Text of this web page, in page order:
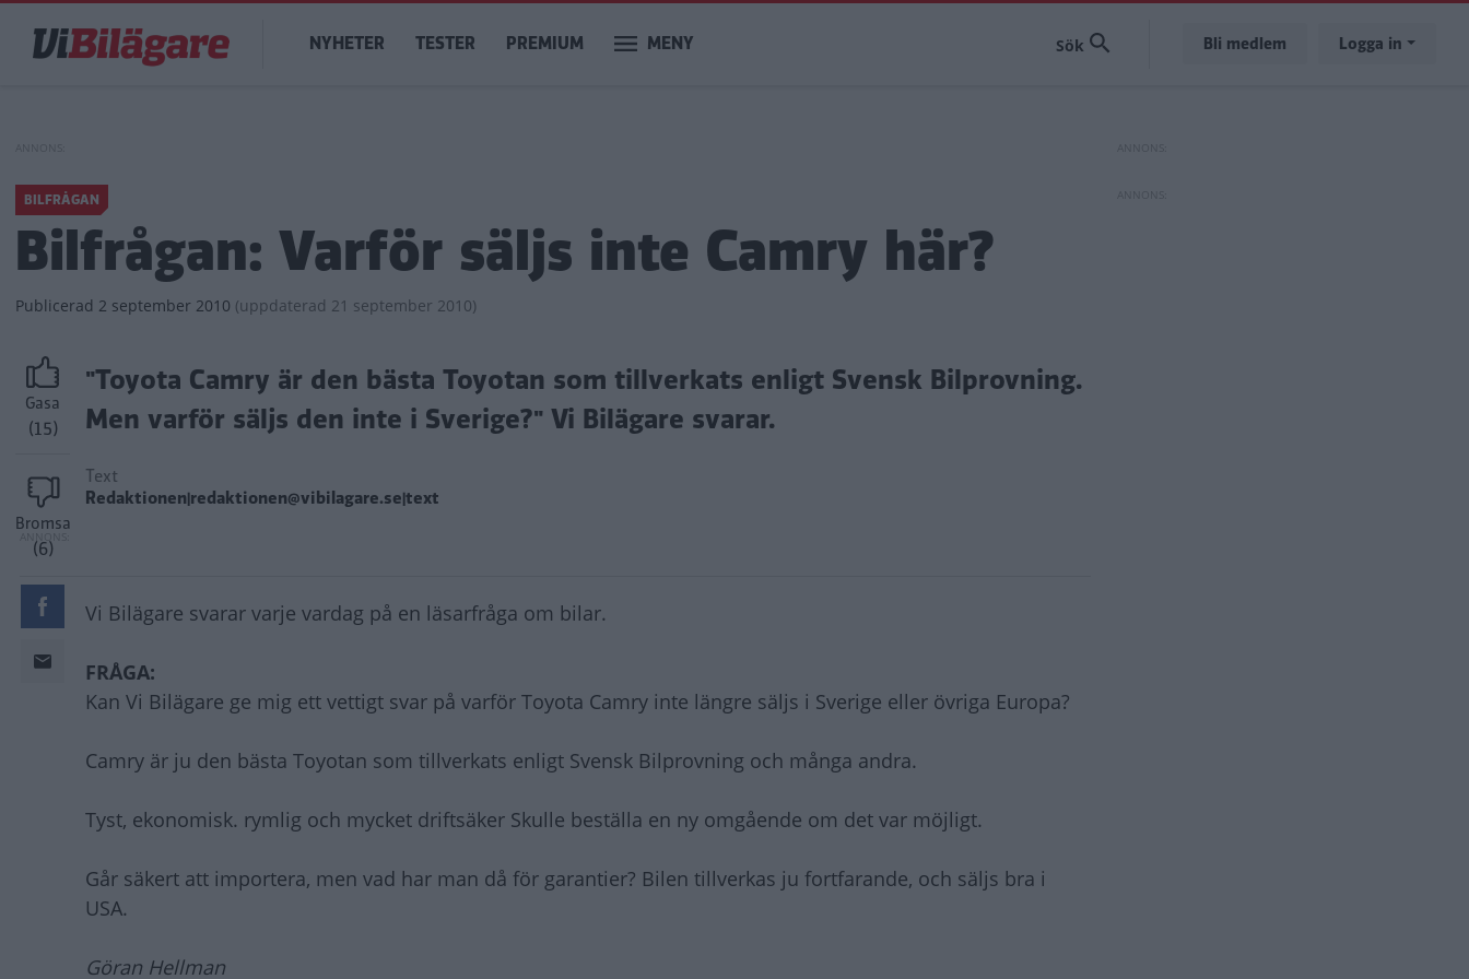
huvudinnehåll
Main
navigation
NYHETER TESTER PREMIUM MENY Bli medlem Logga in
BILFRÅGAN
Bilfrågan: Varför säljs inte Camry här?
Publicerad 2 september 2010 (uppdaterad 21 september 2010)
Gasa
(15)
Bromsa
(6)
"Toyota Camry är den bästa Toyotan som tillverkats enligt Svensk Bilprovning.
Men varför säljs den inte i Sverige?" Vi Bilägare svarar.
Text
Redaktionen|redaktionen@vibilagare.se|text
Vi Bilägare svarar varje vardag på en läsarfråga om bilar.
FRÅGA:
Kan Vi Bilägare ge mig ett vettigt svar på varför Toyota Camry inte längre säljs i Sverige eller övriga Europa?
Camry är ju den bästa Toyotan som tillverkats enligt Svensk Bilprovning och många andra.
Tyst, ekonomisk. rymlig och mycket driftsäker Skulle beställa en ny omgående om det var möjligt.
Går säkert att importera, men vad har man då för garantier? Bilen tillverkas ju fortfarande, och säljs bra i
USA.
Göran Hellman